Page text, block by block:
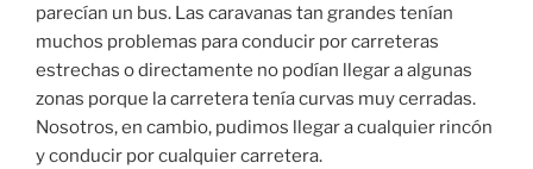
parecían un bus. Las caravanas tan grandes tenían
muchos problemas para conducir por carreteras
estrechas o directamente no podían llegar a algunas
zonas porque la carretera tenía curvas muy cerradas.
Nosotros, en cambio, pudimos llegar a cualquier rincón
y conducir por cualquier carretera.